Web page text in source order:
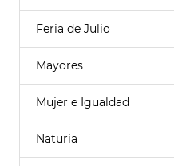
Feria de Julio
Mayores
Mujer e Igualdad
Naturia